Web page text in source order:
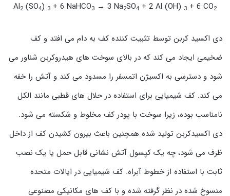
Al2(SO4) 3 + 6 NaHCO3 → 3 Na2SO4 + 2 Al (OH) 3 + 6 CO2
دی اکسید کربن توسط تثبیت کننده کف به دام می افتد و کف
ضخیمی ایجاد می کند که در بالای سوخت های هیدروکربن شناور می
شود و دسترسی به اکسیژن اتمسفر را مسدود می کند و آتش را خفه
می کند. کف شیمیایی برای استفاده در حلال های قطبی مانند الکل
نامناسب بوده، زیرا سوخت با پودر کف مخلوط و شکسته می شود.
دی اکسیدکربن تولید شده همچنین باعث بیرون کشیدن کف از داخل
ظرف می شود، چه یک کپسول آتش نشانی قابل حمل یا یک نصب
ثابت با استفاده از خطوط آبراه. کف شیمیایی در ایالات متحده
منسوخ شده در نظر گرفته شده و با کف های مکانیکی مصنوعی